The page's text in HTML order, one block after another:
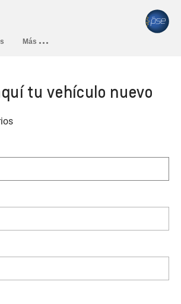
tu vehículo nuevo